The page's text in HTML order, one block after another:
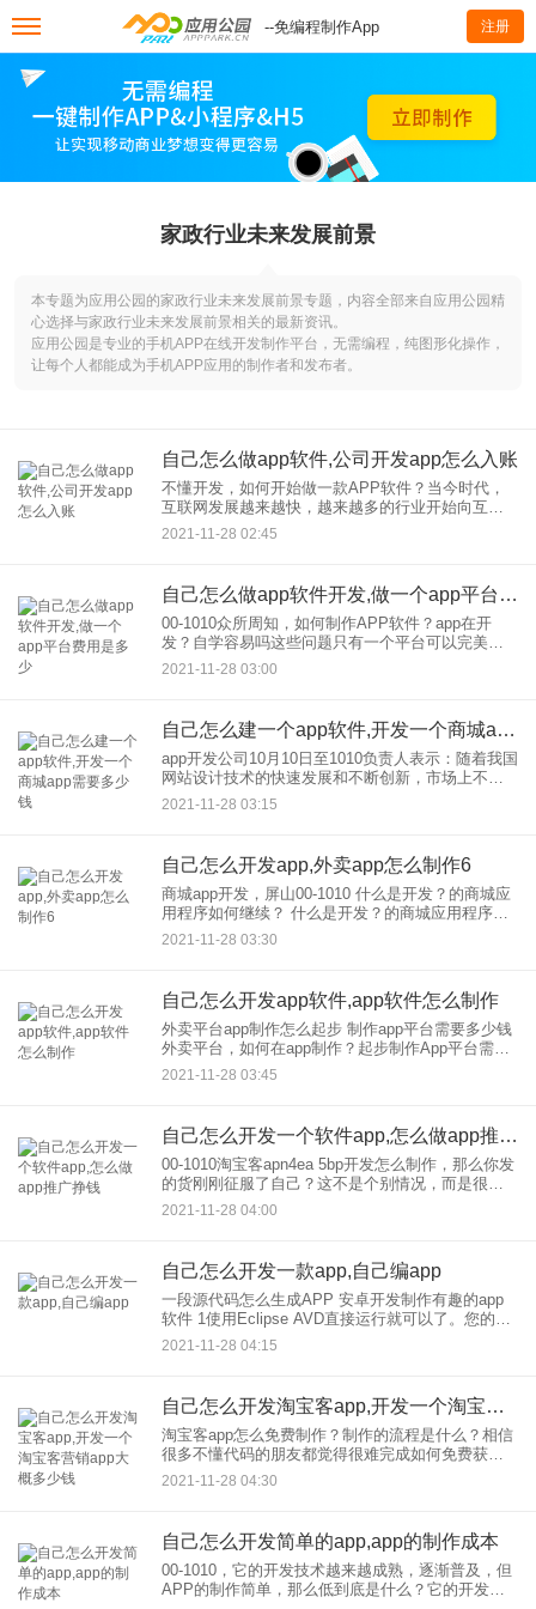
--免编程制作App 注册
家政行业未来发展前景
本专题为应用公园的家政行业未来发展前景专题，内容全部来自应用公园精
心选择与家政行业未来发展前景相关的最新资讯。
应用公园是专业的手机APP在线开发制作平台，无需编程，纯图形化操作，
让每个人都能成为手机APP应用的制作者和发布者。
自己怎么做app软件,公司开发app怎么入账
不懂开发，如何开始做一款APP软件？当今时代，
互联网发展越来越快，越来越多的行业开始向互联
网转型。转型的主要方式是APP，那么如何制作
2021-11-28 02:45
自己怎么做app软件开发,做一个app平台费用是多少
00-1010众所周知，如何制作APP软件？app在开
发？自学容易吗这些问题只有一个平台可以完美回
答，那就是应用公园 应用公园是中国早拥有多功能
和用户的免编程app制作平台。它的主要特点是可以
2021-11-28 03:00
自己怎么建一个app软件,开发一个商城app需要多少钱
app开发公司10月10日至1010负责人表示：随着我国
网站设计技术的快速发展和不断创新，市场上不断
涌现出很多软件开发。目前，网上的商城app开发已
经吸引了很多人的关注。比较受欢迎的焦点是在线
2021-11-28 03:15
自己怎么开发app,外卖app怎么制作6
商城app开发，屏山00-1010 什么是开发？的商城应
用程序如何继续？ 什么是开发？的商城应用程序如
何继续？1.选择团队在商城进行开发，选择第三方在
公司建网站在开发进行商城app，AP
2021-11-28 03:30
自己怎么开发app软件,app软件怎么制作
外卖平台app制作怎么起步 制作app平台需要多少钱
外卖平台，如何在app制作？起步制作App平台需要
多少钱？吗如何打造美团外卖系统？如何购买外卖
送餐系统？如何制作自己的外卖软件？外卖体系打
2021-11-28 03:45
自己怎么开发一个软件app,怎么做app推广挣钱
00-1010淘宝客apn4ea 5bp开发怎么制作，那么你发
的货刚刚征服了自己？这不是个别情况，而是很多
可爱的朋友为数不多次进入电商时会犯的一个错误
同时将引入代理的佣金分成模式，可以达到快速
2021-11-28 04:00
自己怎么开发一款app,自己编app
一段源代码怎么生成APP 安卓开发制作有趣的app
软件 1使用Eclipse AVD直接运行就可以了。您的代
码是在这个开发环境中编写的。首先，在虚拟机上
运行2ak文件一次，就可以直接将数据线连
2021-11-28 04:15
自己怎么开发淘宝客app,开发一个淘宝客营销app大概多少钱
淘宝客app怎么免费制作？制作的流程是什么？相信
很多不懂代码的朋友都觉得很难完成如何免费获取
制作的淘宝客app。然而，事实上，并不是这样。去
制作还有一些简单易行的方法。重要的是，这是免
2021-11-28 04:30
自己怎么开发简单的app,app的制作成本
00-1010，它的开发技术越来越成熟，逐渐普及，但
APP的制作简单，那么低到底是什么？它的开发技